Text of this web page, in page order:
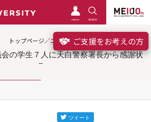
meimo SEARCH
ご支援をお考えの方
トップページ／ニュース
の学生７人に天白警察署長から感謝状